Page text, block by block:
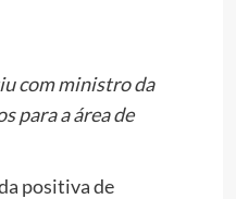
com ministro da
para a área de
positiva de